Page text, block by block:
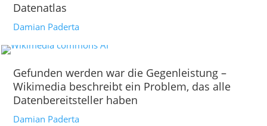
Datenatlas
Damian Paderta
Gefunden werden war die Gegenleistung –
Wikimedia beschreibt ein Problem, das alle
Datenbereitsteller haben
Damian Paderta